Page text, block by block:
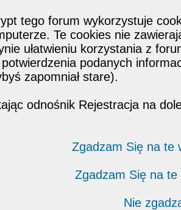
tego forum wykorzystuje
Te cookies nie
ułatwieniu korzystania z
podanych
zapomniał stare).
odnośnik Rejestracja na
Zgadzam Się na te
Zgadzam Się na
Nie